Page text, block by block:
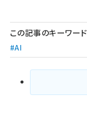
この記事のキーワード
#AI